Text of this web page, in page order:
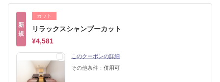
新
規
カット
リラックスシャンプーカット
¥4,581
このクーポンの詳細
その他条件： 併用可